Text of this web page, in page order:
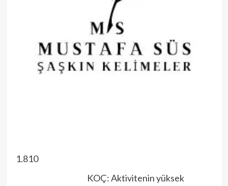
1.810
KOÇ: Aktivitenin yüksek